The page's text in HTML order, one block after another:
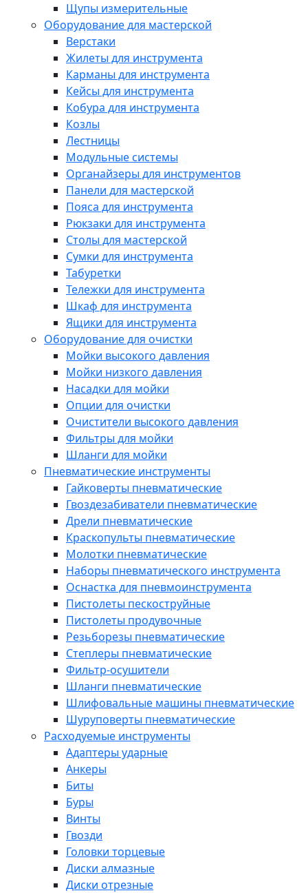
Щупы измерительные
Оборудование для мастерской
Верстаки
Жилеты для инструмента
Карманы для инструмента
Кейсы для инструмента
Кобура для инструмента
Козлы
Лестницы
Модульные системы
Органайзеры для инструментов
Панели для мастерской
Пояса для инструмента
Рюкзаки для инструмента
Столы для мастерской
Сумки для инструмента
Табуретки
Тележки для инструмента
Шкаф для инструмента
Ящики для инструмента
Оборудование для очистки
Мойки высокого давления
Мойки низкого давления
Насадки для мойки
Опции для очистки
Очистители высокого давления
Фильтры для мойки
Шланги для мойки
Пневматические инструменты
Гайковерты пневматические
Гвоздезабиватели пневматические
Дрели пневматические
Краскопульты пневматические
Молотки пневматические
Наборы пневматического инструмента
Оснастка для пневмоинструмента
Пистолеты пескоструйные
Пистолеты продувочные
Резьборезы пневматические
Степлеры пневматические
Фильтр-осушители
Шланги пневматические
Шлифовальные машины пневматические
Шуруповерты пневматические
Расходуемые инструменты
Адаптеры ударные
Анкеры
Биты
Буры
Винты
Гвозди
Головки торцевые
Диски алмазные
Диски отрезные